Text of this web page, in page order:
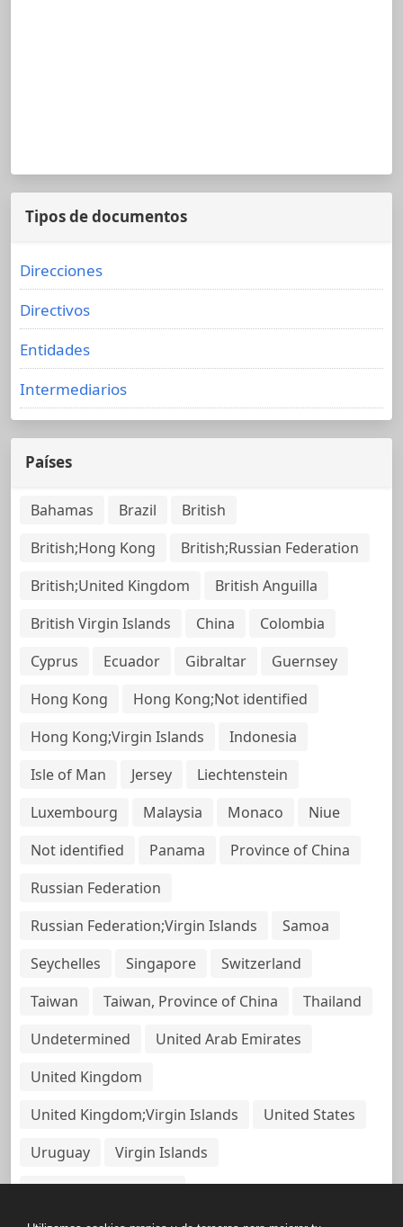
Tipos de documentos
Direcciones
Directivos
Entidades
Intermediarios
Países
Bahamas Brazil
British
British;Hong Kong
British;Russian Federation
British;United Kingdom
British Anguilla
British Virgin Islands
China
Colombia
Cyprus
Ecuador Gibraltar
Guernsey
Hong Kong
Hong Kong;Not identified
Hong Kong;Virgin Islands
Indonesia
Isle of Man
Jersey
Liechtenstein
Luxembourg
Malaysia Monaco
Niue
Not identified
Panama
Province of China
Russian Federation
Russian Federation;Virgin Islands
Samoa
Seychelles
Singapore
Switzerland
Taiwan
Taiwan, Province of China
Thailand
Undetermined
United Arab Emirates
United Kingdom
United Kingdom;Virgin Islands
United States
Uruguay
Virgin Islands
Virgin Islands, British